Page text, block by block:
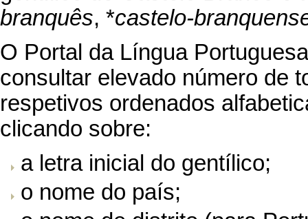
branquês, *castelo-
O Portal da Língua
consultar elevado número de
respetivos ordenados
clicando sobre:
a letra inicial do gentílico;
o nome do país;